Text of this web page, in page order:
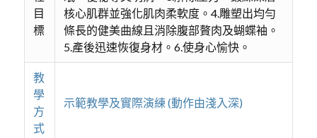
目
標
核心肌群並強化肌肉柔軟度。4.雕塑出均勻
條長的健美曲線且消除腹部贅肉及蝴蝶袖。
5.產後迅速恢復身材。6.使身心愉快。
教
學
方
式
示範教學及實際演練 (動作由淺入深)